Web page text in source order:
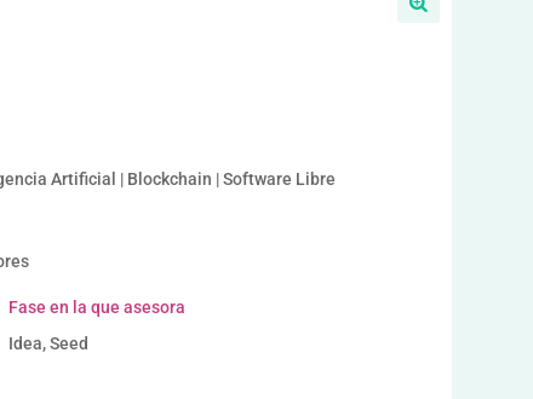
Artificial | Blockchain | Software Libre
Fase en la que asesora
Idea, Seed